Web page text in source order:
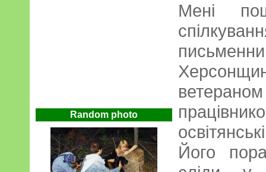
Random photo
Мені
Його